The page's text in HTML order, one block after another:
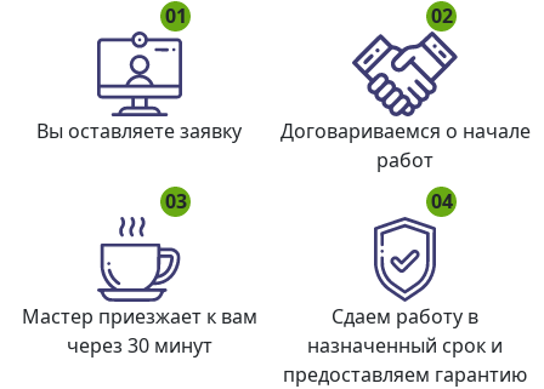
01
Вы оставляете заявку
02
Договариваемся о начале
работ
03
Мастер приезжает к вам
через 30 минут
04
Сдаем работу в
назначенный срок и
предоставляем гарантию